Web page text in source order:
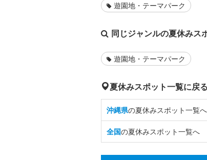
遊園地・テーマパーク
同じジャンルの夏休みス
遊園地・テーマパーク
夏休みスポット一覧に戻る
沖縄県の夏休みスポット一覧へ
全国の夏休みスポット一覧へ